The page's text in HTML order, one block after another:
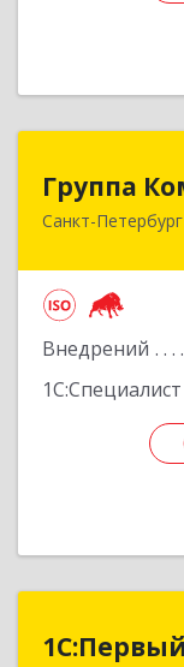
Группа
Санкт-Петербург
Внедрений
1С:Специалист
Группа
195112,